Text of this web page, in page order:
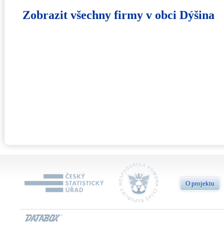
Zobrazit všechny firmy v obci Dýšina
O projektu